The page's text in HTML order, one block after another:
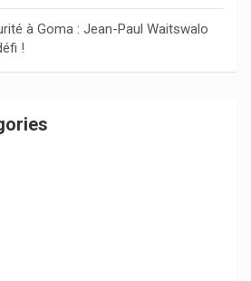
à Goma : Jean-Paul Waitswalo
!